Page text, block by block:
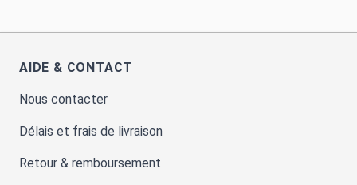
AIDE & CONTACT
Nous contacter
Délais et frais de livraison
Retour & remboursement